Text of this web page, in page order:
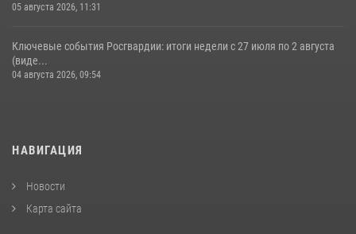
05 августа 2026, 11:31
Ключевые события Росгвардии: итоги недели с 27 июля по 2 августа
(виде...
04 августа 2026, 09:54
НАВИГАЦИЯ
Новости
Карта сайта